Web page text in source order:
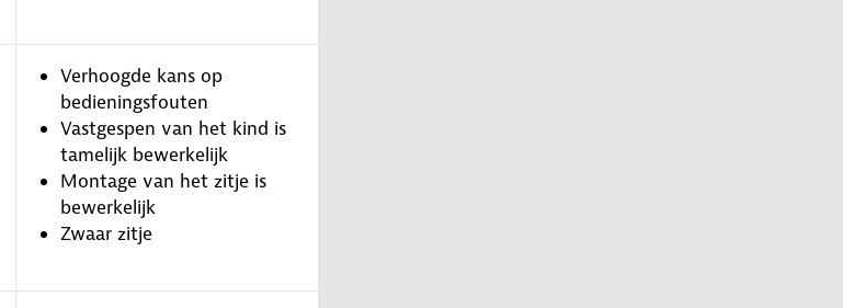
Verhoogde kans op
bedieningsfouten
Vastgespen van het kind is
tamelijk bewerkelijk
Montage van het zitje is
bewerkelijk
Zwaar zitje